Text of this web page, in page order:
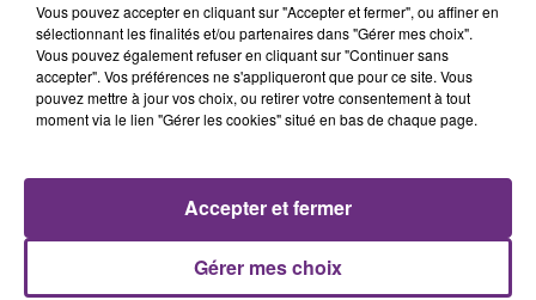
Control
ANGELE & JUSTICE
What You Want
13h56
13h56 13h53
13h53
Vous pouvez accepter en cliquant sur "Accepter et fermer", ou affiner en
sélectionnant les finalités et/ou partenaires dans "Gérer mes choix".
Vous pouvez également refuser en cliquant sur "Continuer sans
accepter". Vos préférences ne s'appliqueront que pour ce site. Vous
pouvez mettre à jour vos choix, ou retirer votre consentement à tout
moment via le lien "Gérer les cookies" situé en bas de chaque page.
Gérer mes choix
Accepter et fermer